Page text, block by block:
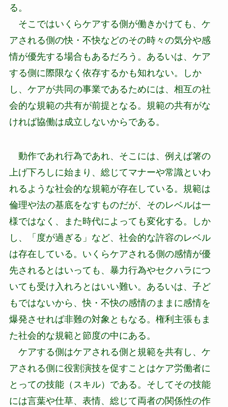
る。
そこではいくらケアする側が働きかけても、ケ
アされる側の快・不快などのその時々の気分や感
情が優先する場合もあるだろう。あるいは、ケア
する側に際限なく依存するかも知れない。しか
し、ケアが共同の事業であるためには、相互の社
会的な規範の共有が前提となる。規範の共有がな
ければ協働は成立しないからである。
動作であれ行為であれ、そこには、例えば箸の
上げ下ろしに始まり、総じてマナーや常識といわ
れるような社会的な規範が存在している。規範は
倫理や法の基底をなすものだが、そのレベルは一
様ではなく、また時代によっても変化する。しか
し、「度が過ぎる」など、社会的な許容のレベル
は存在している。いくらケアされる側の感情が優
先されるとはいっても、暴力行為やセクハラにつ
いても受け入れろとはいい難い。あるいは、子ど
もではないから、快・不快の感情のままに感情を
爆発させれば非難の対象ともなる。権利主張もま
た社会的な規範と節度の中にある。
ケアする側はケアされる側と規範を共有し、ケ
アされる側に役割演技を促すことはケア労働者に
とっての技能（スキル）である。そしてその技能
には言葉や仕草、表情、総じて両者の関係性の作